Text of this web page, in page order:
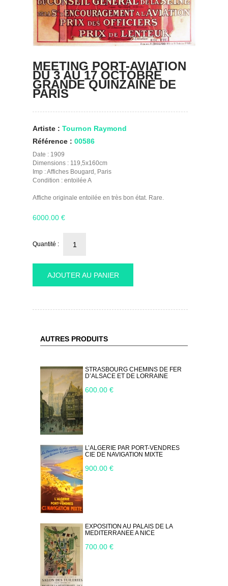
MEETING PORT-AVIATION
DU 3 AU 17 OCTOBRE
GRANDE QUINZAINE DE
PARIS
Artiste : Tournon Raymond
Référence : 00586
Date : 1909
Dimensions : 119,5x160cm
Imp : Affiches Bougard, Paris
Condition : entoilée A
Affiche originale entoilée en très bon état. Rare.
6000.00 €
Quantité :
AJOUTER AU PANIER
AUTRES PRODUITS
STRASBOURG CHEMINS DE FER
D’ALSACE ET DE LORRAINE
600.00 €
L’ALGERIE PAR PORT-VENDRES
CIE DE NAVIGATION MIXTE
900.00 €
EXPOSITION AU PALAIS DE LA
MEDITERRANEE A NICE
700.00 €